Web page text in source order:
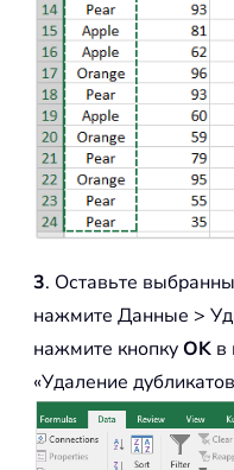
3. Оставьте
нажмите Данные >
нажмите кнопкуOK в
«Удаление